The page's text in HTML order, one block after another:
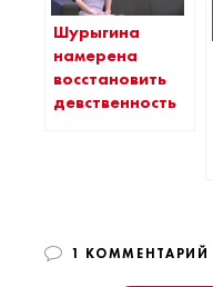
Шурыгина
намерена
восстановить
девственность
1 КОММЕНТАРИЙ